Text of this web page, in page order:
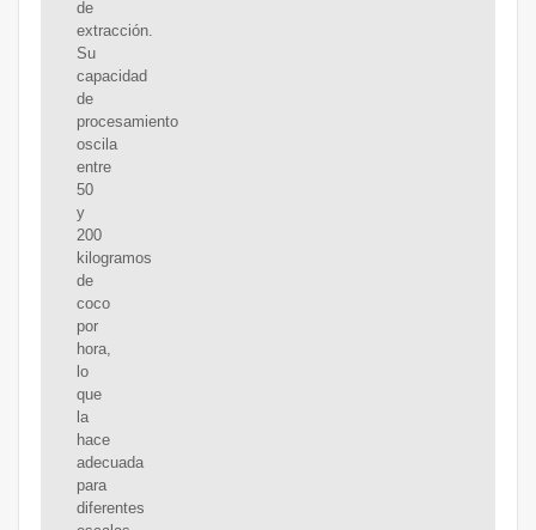
de
extracción.
Su
capacidad
de
procesamiento
oscila
entre
50
y
200
kilogramos
de
coco
por
hora,
lo
que
la
hace
adecuada
para
diferentes